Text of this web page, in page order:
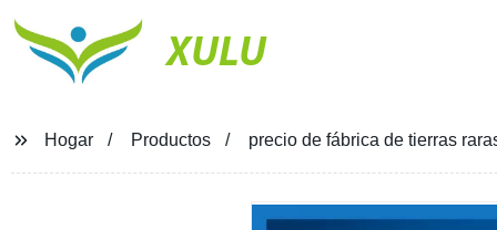
XULU
Hogar Productos precio de fábrica de tierras